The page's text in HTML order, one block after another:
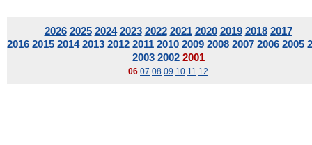
2026 2025 2024 2023 2022 2021 2020 2019 2018 2017
2016 2015 2014 2013 2012 2011 2010 2009 2008 2007 2006 2005
2003 2002 2001
06 07 08 09 10 11 12